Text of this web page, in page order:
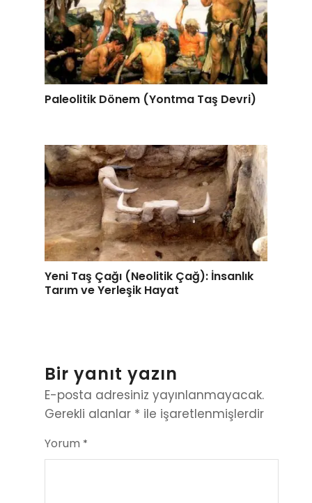
Paleolitik Dönem (Yontma Taş Devri)
Yeni Taş Çağı (Neolitik Çağ): İnsanlık
Tarım ve Yerleşik Hayat
Bir yanıt yazın
E-posta adresiniz yayınlanmayacak.
Gerekli alanlar * ile işaretlenmişlerdir
Yorum *